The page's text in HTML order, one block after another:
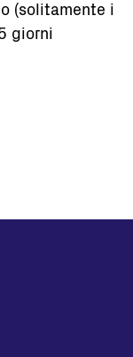
(solitamente i
giorni